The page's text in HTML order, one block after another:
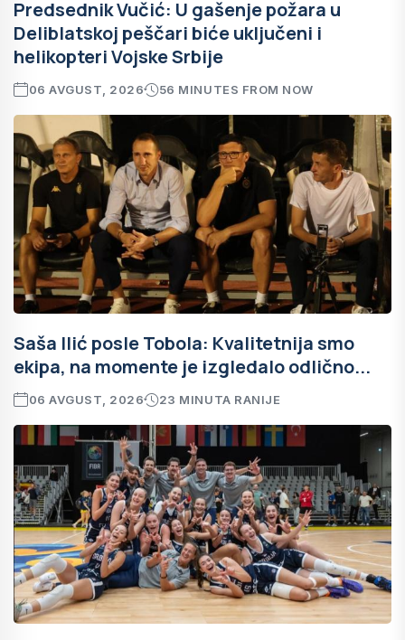
Predsednik Vučić: U gašenje požara u
Deliblatskoj peščari biće uključeni i
helikopteri Vojske Srbije
06 AVGUST, 2026 56 MINUTES FROM NOW
Saša Ilić posle Tobola: Kvalitetnija smo
ekipa, na momente je izgledalo odlično...
06 AVGUST, 2026 23 MINUTA RANIJE